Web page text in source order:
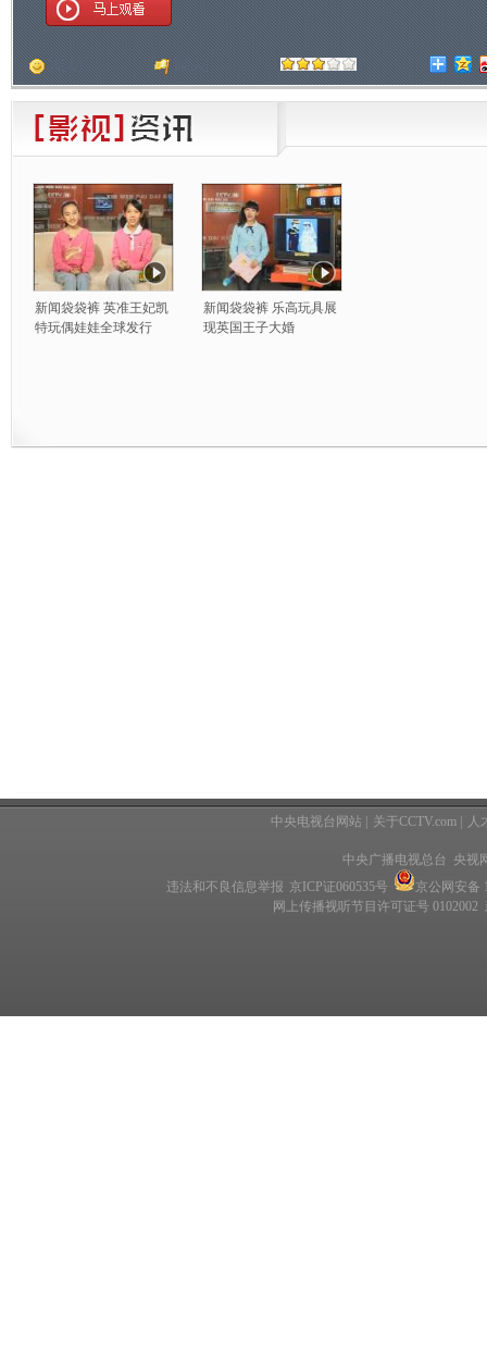
新闻袋袋裤 英准王妃凯
特玩偶娃娃全球发行
新闻袋袋裤 乐高玩具展
现英国王子大婚
中央电视台网站 关于CCTV.com 人
中央广播电视总台 央视
违法和不良信息举报 京ICP证060535号
京公网安备
网上传播视听节目许可证号 0102002